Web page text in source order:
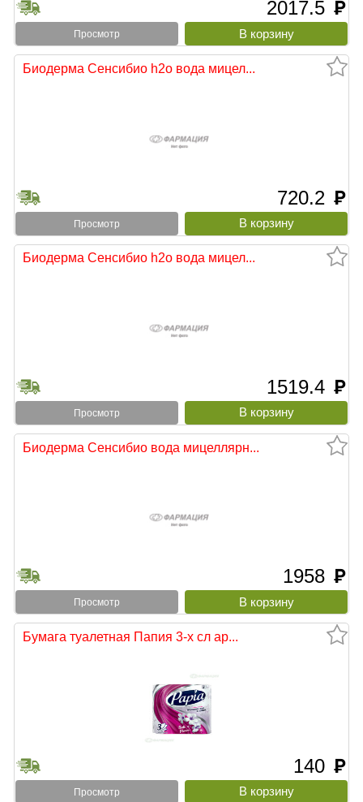
2017.5 руб
Просмотр
Биодерма Сенсибио h2o вода мицел...
720.2 руб
Просмотр
Биодерма Сенсибио h2o вода мицел...
1519.4 руб
Просмотр
Биодерма Сенсибио вода мицеллярн...
1958 руб
Просмотр
Бумага туалетная Папия 3-х сл ар...
140 руб
Просмотр